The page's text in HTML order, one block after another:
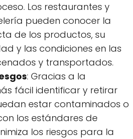
Los restaurantes y
pueden conocer la
de los productos, su
y las condiciones en las
y transportados.
: Gracias a la
fácil identificar y retirar
estar contaminados o
los estándares de
los riesgos para la